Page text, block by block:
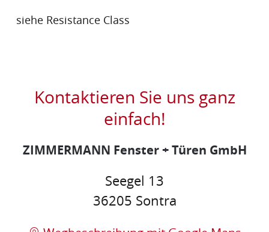
siehe Resistance Class
Kontaktieren Sie uns ganz
einfach!
ZIMMERMANN Fenster + Türen GmbH
Seegel 13
36205 Sontra